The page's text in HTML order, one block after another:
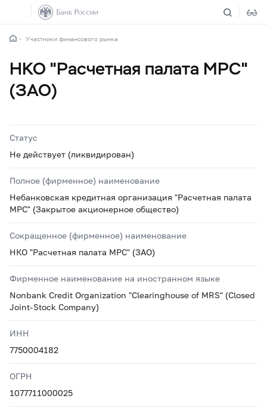
Участники финансового рынка
НКО "Расчетная палата МРС"
(ЗАО)
Статус
Не действует (ликвидирован)
Полное (фирменное) наименование
Небанковская кредитная организация "Расчетная палата
МРС" (Закрытое акционерное общество)
Сокращенное (фирменное) наименование
НКО "Расчетная палата МРС" (ЗАО)
Фирменное наименование на иностранном языке
Nonbank Credit Organization "Clearinghouse of MRS" (Closed
Joint-Stock Company)
ИНН
7750004182
ОГРН
1077711000025